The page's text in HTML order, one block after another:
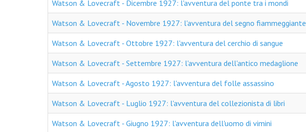
Watson & Lovecraft - Dicembre 1927: l'avventura del ponte tra i mondi
Watson & Lovecraft - Novembre 1927: l'avventura del segno fiammeggiante
Watson & Lovecraft - Ottobre 1927: l'avventura del cerchio di sangue
Watson & Lovecraft - Settembre 1927: l'avventura dell'antico medaglione
Watson & Lovecraft - Agosto 1927: l'avventura del folle assassino
Watson & Lovecraft - Luglio 1927: l'avventura del collezionista di libri
Watson & Lovecraft - Giugno 1927: l'avventura dell'uomo di vimini